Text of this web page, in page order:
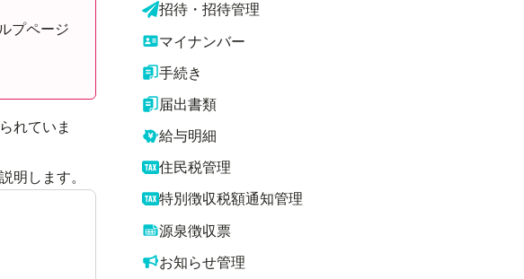
プページ
れていま
明します。
招待・招待管理
マイナンバー
手続き
届出書類
給与明細
住民税管理
特別徴収税額通知管理
源泉徴収票
お知らせ管理